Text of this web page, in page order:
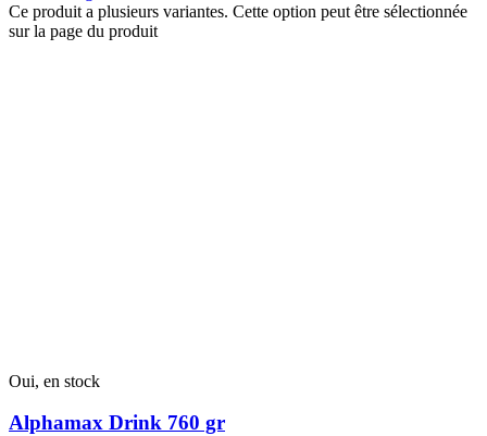
Ce produit a plusieurs variantes. Cette option peut être sélectionnée
sur la page du produit
Oui, en stock
Alphamax Drink 760 gr